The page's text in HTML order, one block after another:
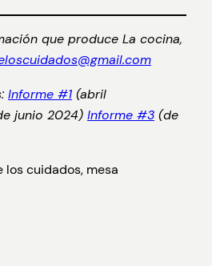
que produce La cocina,
Informe #1 (abril
junio 2024) Informe #3 (de
los cuidados, mesa